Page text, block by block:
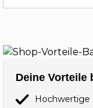
Deine Vorteile
Hochwertige